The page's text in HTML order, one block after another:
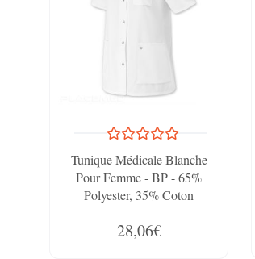
Tunique Médicale Blanche
Pour Femme - BP - 65%
Polyester, 35% Coton
28,06€